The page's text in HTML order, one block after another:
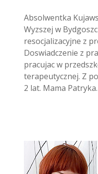
Absolwentka
Wyzszej w
resocjalizacyjne z
Doswiadczenie z
pracujac w
terapeutycznej. Z
2 lat. Mama Patryka.